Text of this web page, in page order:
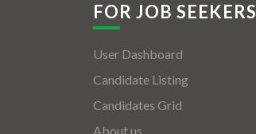
FOR JOB SEEKERS
User Dashboard
Candidate Listing
Candidates Grid
About us